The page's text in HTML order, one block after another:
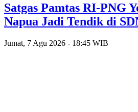
Satgas Pamtas RI-PNG
Napua Jadi Tendik di
Jumat, 7 Agu 2026 - 18:45 WIB